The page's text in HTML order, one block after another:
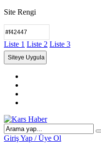
Site Rengi
Liste 1 Liste 2 Liste 3
Giriş Yap / Üye Ol